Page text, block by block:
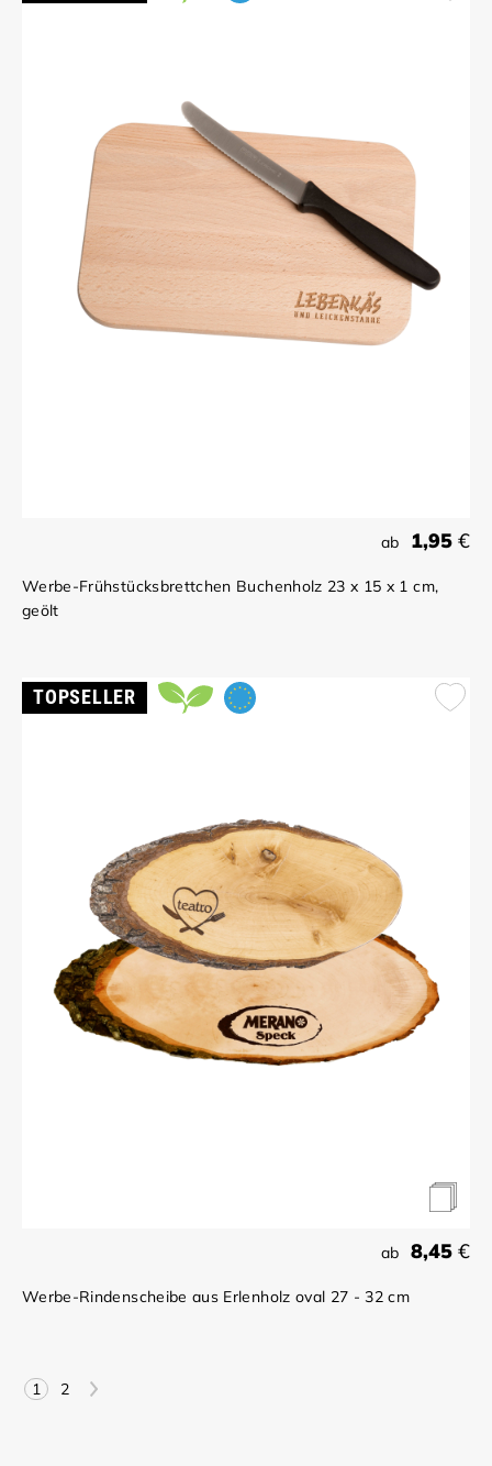
ab 1,95 €
Werbe-Frühstücksbrettchen Buchenholz 23 x 15 x 1 cm,
geölt
TOPSELLER
ab 8,45 €
Werbe-Rindenscheibe aus Erlenholz oval 27 - 32 cm
1 2 >